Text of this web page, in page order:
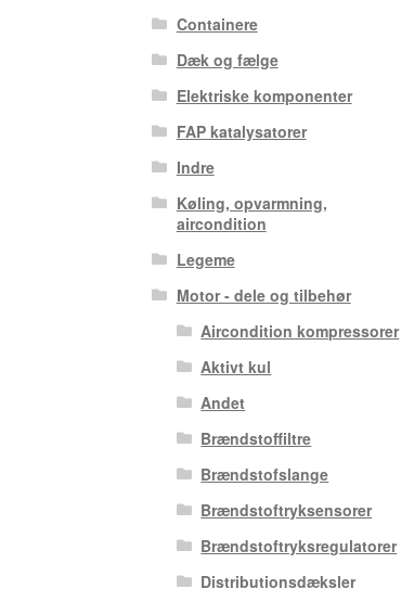
Containere
Dæk og fælge
Elektriske komponenter
FAP katalysatorer
Indre
Køling, opvarmning,
aircondition
Legeme
Motor - dele og tilbehør
Aircondition kompressorer
Aktivt kul
Andet
Brændstoffiltre
Brændstofslange
Brændstoftryksensorer
Brændstoftryksregulatorer
Distributionsdæksler